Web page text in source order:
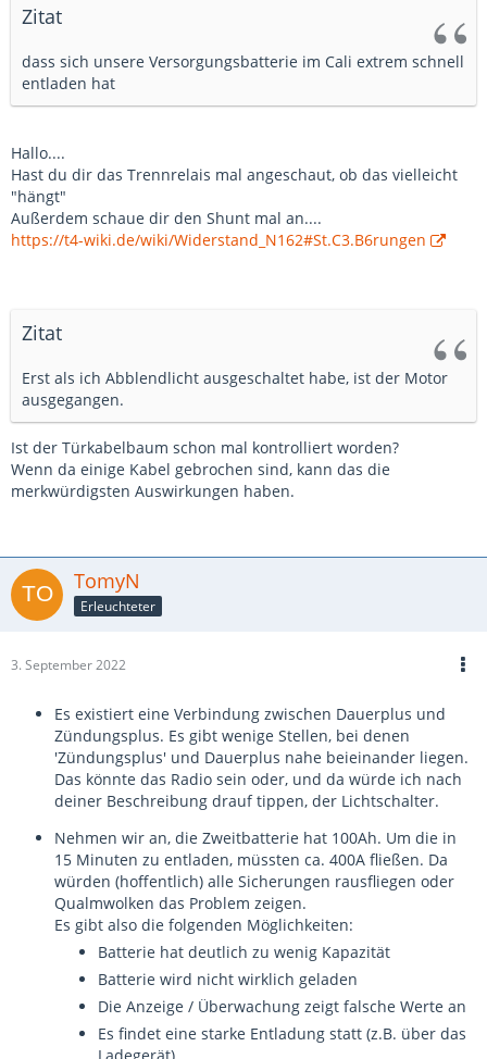
Zitat
dass sich unsere Versorgungsbatterie im Cali extrem schnell
entladen hat
Hallo....
Hast du dir das Trennrelais mal angeschaut, ob das vielleicht
"hängt"
Außerdem schaue dir den Shunt mal an....
https://t4-wiki.de/wiki/Widerstand_N162#St.C3.B6rungen
Zitat
Erst als ich Abblendlicht ausgeschaltet habe, ist der Motor
ausgegangen.
Ist der Türkabelbaum schon mal kontrolliert worden?
Wenn da einige Kabel gebrochen sind, kann das die
merkwürdigsten Auswirkungen haben.
TomyN
Erleuchteter
3. September 2022
Es existiert eine Verbindung zwischen Dauerplus und
Zündungsplus. Es gibt wenige Stellen, bei denen
'Zündungsplus' und Dauerplus nahe beieinander liegen.
Das könnte das Radio sein oder, und da würde ich nach
deiner Beschreibung drauf tippen, der Lichtschalter.
Nehmen wir an, die Zweitbatterie hat 100Ah. Um die in
15 Minuten zu entladen, müssten ca. 400A fließen. Da
würden (hoffentlich) alle Sicherungen rausfliegen oder
Qualmwolken das Problem zeigen.
Es gibt also die folgenden Möglichkeiten:
Batterie hat deutlich zu wenig Kapazität
Batterie wird nicht wirklich geladen
Die Anzeige / Überwachung zeigt falsche Werte an
Es findet eine starke Entladung statt (z.B. über das